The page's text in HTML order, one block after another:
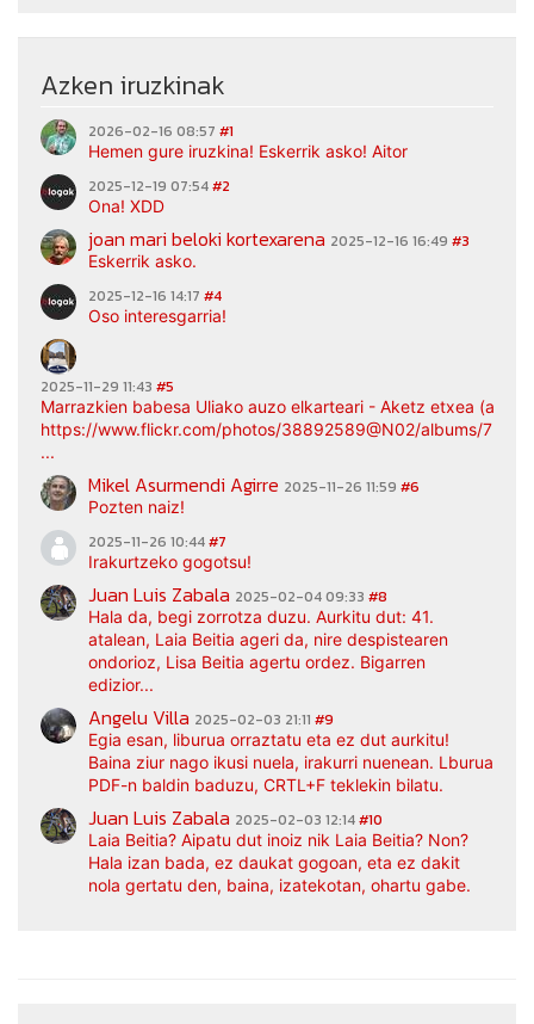
Azken iruzkinak
2026-02-16 08:57 #1
Hemen gure iruzkina! Eskerrik asko! Aitor
2025-12-19 07:54#2
Ona! XDD
joan mari beloki kortexarena 2025-12-16 16:49 #3
Eskerrik asko.
2025-12-16 14:17 #4
Oso interesgarria!
2025-11-29 11:43 #5
Marrazkien babesa Uliako auzo elkarteari - Aketz etxea
https://www.flickr.com/photos/38892589@N02/albums/
...
Mikel Asurmendi Agirre 2025-11-26 11:59 #6
Pozten naiz!
2025-11-26 10:44#7
Irakurtzeko gogotsu!
Juan Luis Zabala 2025-02-04 09:33 #8
Hala da, begi zorrotza duzu. Aurkitu dut: 41.
atalean, Laia Beitia ageri da, nire despistearen
ondorioz, Lisa Beitia agertu ordez. Bigarren
edizior...
Angelu Villa 2025-02-03 21:11 #9
Egia esan, liburua orraztatu eta ez dut aurkitu!
Baina ziur nago ikusi nuela, irakurri nuenean. Lburua
PDF-n baldin baduzu, CRTL+F teklekin bilatu.
Juan Luis Zabala 2025-02-03 12:14#10
Laia Beitia? Aipatu dut inoiz nik Laia Beitia? Non?
Hala izan bada, ez daukat gogoan, eta ez dakit
nola gertatu den, baina, izatekotan, ohartu gabe.